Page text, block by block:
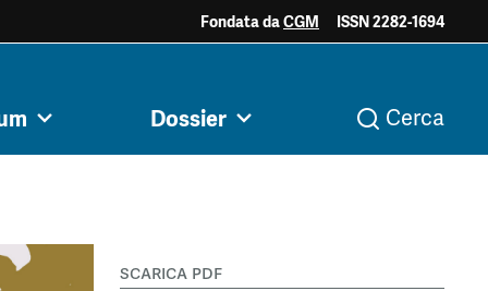
Fondata daCGM ISSN 2282-1694
Dossier Cerca
Archivio Argomenti
e
Acini di fuoco - Dossier
Mezzogiorno
Valutazione e
dintorni
scarica pdf